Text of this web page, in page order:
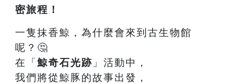
密旅程！
一隻抹香鯨，為什麼會來到古生物館
呢？🤔
在「 鯨奇石光跡 」活動中，
我們將從鯨豚的故事出發，